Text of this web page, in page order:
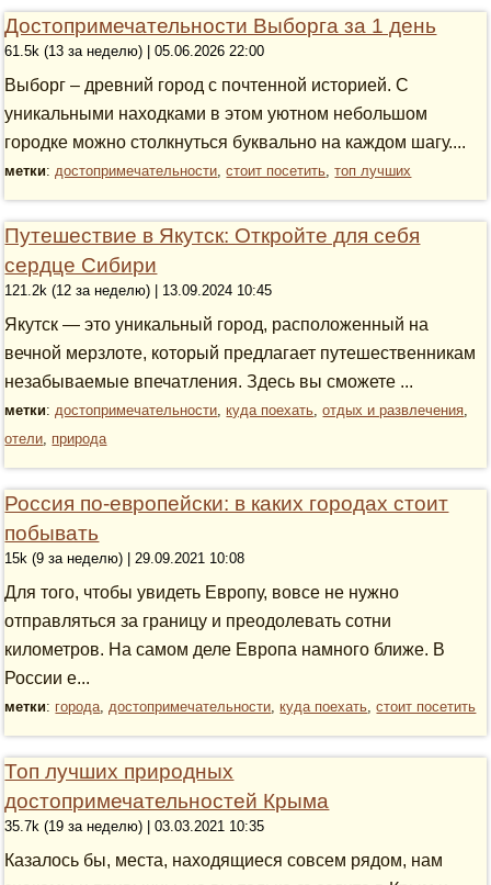
Достопримечательности Выборга за 1 день
61.5k (13 за неделю) | 05.06.2026 22:00
Выборг – древний город с почтенной историей. С
уникальными находками в этом уютном небольшом
городке можно столкнуться буквально на каждом шагу....
метки:достопримечательности,стоит посетить,топ лучших
Путешествие в Якутск: Откройте для себя
сердце Сибири
121.2k (12 за неделю) | 13.09.2024 10:45
Якутск — это уникальный город, расположенный на
вечной мерзлоте, который предлагает путешественникам
незабываемые впечатления. Здесь вы сможете ...
метки:достопримечательности,куда поехать,отдых и развлечения,
отели, природа
Россия по-европейски: в каких городах стоит
побывать
15k (9 за неделю) | 29.09.2021 10:08
Для того, чтобы увидеть Европу, вовсе не нужно
отправляться за границу и преодолевать сотни
километров. На самом деле Европа намного ближе. В
России е...
метки: города,достопримечательности,куда поехать,стоит посетить
Топ лучших природных
достопримечательностей Крыма
35.7k (19 за неделю) | 03.03.2021 10:35
Казалось бы, места, находящиеся совсем рядом, нам